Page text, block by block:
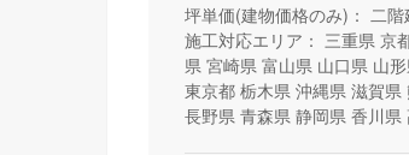
坪単価(建物価格のみ)： 二
施工対応エリア： 三重県 京
県 宮崎県 富山県 山口県 山
東京都 栃木県 沖縄県 滋賀県
長野県 青森県 静岡県 香川県